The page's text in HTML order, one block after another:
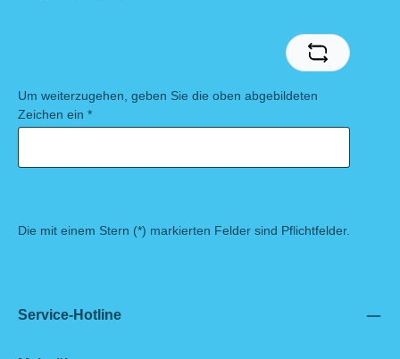
Um weiterzugehen, geben Sie die oben abgebildeten
Zeichen ein *
Die mit einem Stern (*) markierten Felder sind Pflichtfelder.
Service-Hotline